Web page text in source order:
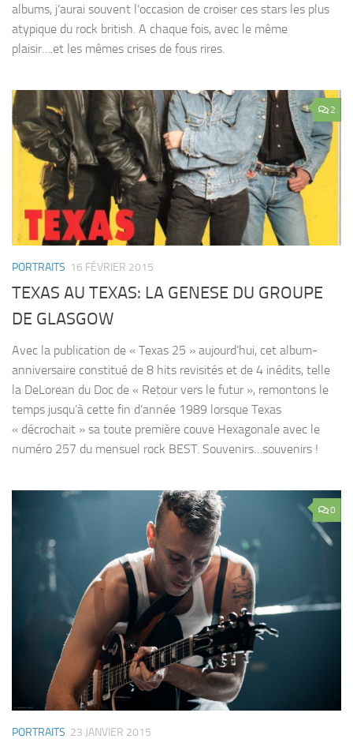
albums, j’aurai souvent l’occasion de croiser ces stars les plus
atypique du rock british. A chaque fois, avec le même
plaisir….et les mêmes crises de fous rires.
2
PORTRAITS 16 FÉVRIER 2015
TEXAS AU TEXAS: LA GENESE DU GROUPE
DE GLASGOW
Avec la publication de « Texas 25 » aujourd’hui, cet album-
anniversaire constitué de 8 hits revisités et de 4 inédits, telle
la DeLorean du Doc de « Retour vers le futur », remontons le
temps jusqu’à cette fin d’année 1989 lorsque Texas
« décrochait » sa toute première couve Hexagonale avec le
numéro 257 du mensuel rock BEST. Souvenirs…souvenirs !
0
PORTRAITS 23 JANVIER 2015